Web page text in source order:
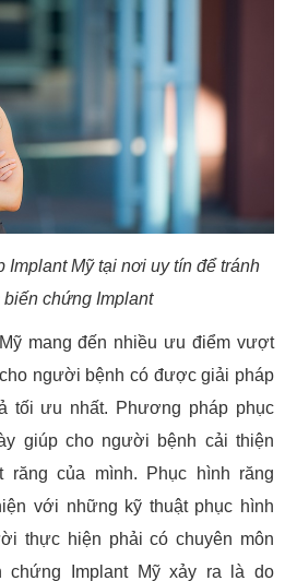
Implant Mỹ tại nơi uy tín để tránh
chứng Implant
mang đến nhiều ưu điểm vượt
người bệnh có được giải pháp
tối ưu nhất. Phương pháp phục
giúp cho người bệnh cải thiện
răng của mình. Phục hình răng
với những kỹ thuật phục hình
thực hiện phải có chuyên môn
chứng Implant Mỹ xảy ra là do